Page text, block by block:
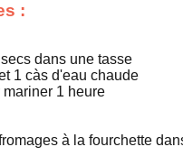
:
dans une tasse
1 càs d'eau chaude
1 heure
à la fourchette